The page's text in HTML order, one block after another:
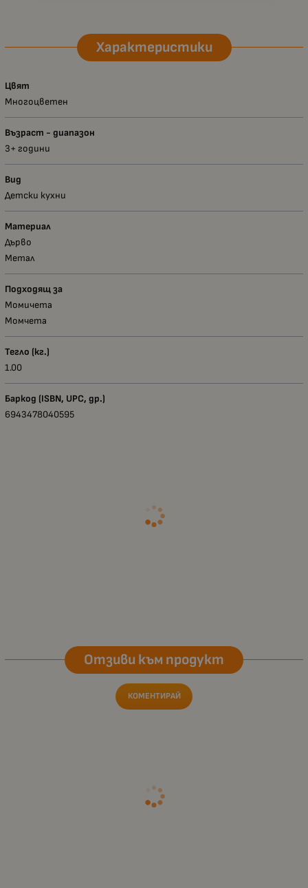
Характеристики
Цвят
Многоцветен
Възраст - диапазон
3+ години
Вид
Детски кухни
Материал
Дърво
Метал
Подходящ за
Момичета
Момчета
Тегло (кг.)
1.00
Баркод (ISBN, UPC, др.)
6943478040595
Отзиви към продукт
КОМЕНТИРАЙ